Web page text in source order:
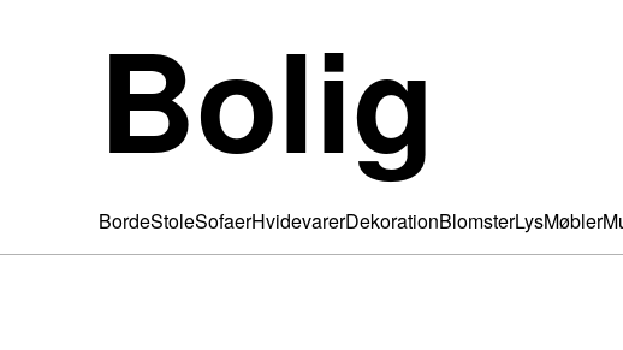
Bolig
BordeStoleSofaerHvidevarerDekorationBlomsterLysMøbler